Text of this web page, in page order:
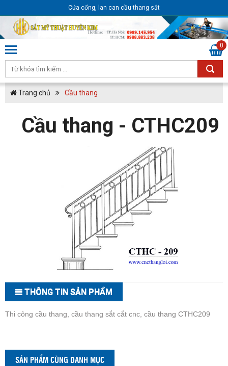
Cửa cổng, lan can cầu thang sắt
0
Trang chủ Cầu thang
Cầu thang - CTHC209
THÔNG TIN SẢN PHẨM
Thi công cầu thang, cầu thang sắt cắt cnc, cầu thang CTHC209
SẢN PHẨM CÙNG DANH MỤC